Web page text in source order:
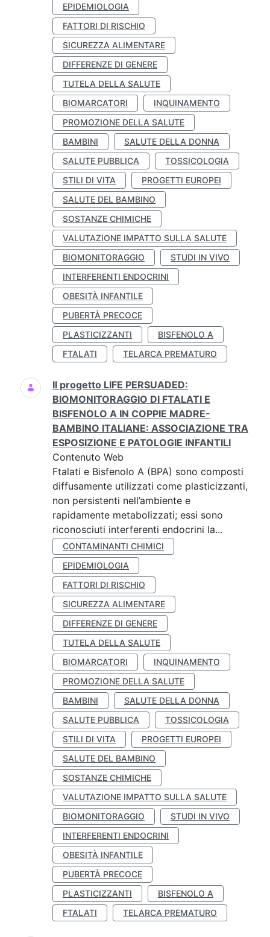
EPIDEMIOLOGIA
FATTORI DI RISCHIO
SICUREZZA ALIMENTARE
DIFFERENZE DI GENERE
TUTELA DELLA SALUTE
BIOMARCATORI
INQUINAMENTO
PROMOZIONE DELLA SALUTE
BAMBINI
SALUTE DELLA DONNA
SALUTE PUBBLICA
TOSSICOLOGIA
STILI DI VITA
PROGETTI EUROPEI
SALUTE DEL BAMBINO
SOSTANZE CHIMICHE
VALUTAZIONE IMPATTO SULLA SALUTE
BIOMONITORAGGIO
STUDI IN VIVO
INTERFERENTI ENDOCRINI
OBESITÀ INFANTILE
PUBERTÀ PRECOCE
PLASTICIZZANTI
BISFENOLO A
FTALATI
TELARCA PREMATURO
Il progetto LIFE PERSUADED:
BIOMONITORAGGIO DI FTALATI E
BISFENOLO A IN COPPIE MADRE-
BAMBINO ITALIANE: ASSOCIAZIONE TRA
ESPOSIZIONE E PATOLOGIE INFANTILI
Contenuto Web
Ftalati e Bisfenolo A (BPA) sono composti
diffusamente utilizzati come plasticizzanti,
non persistenti nell’ambiente e
rapidamente metabolizzati; essi sono
riconosciuti interferenti endocrini la...
CONTAMINANTI CHIMICI
EPIDEMIOLOGIA
FATTORI DI RISCHIO
SICUREZZA ALIMENTARE
DIFFERENZE DI GENERE
TUTELA DELLA SALUTE
BIOMARCATORI
INQUINAMENTO
PROMOZIONE DELLA SALUTE
BAMBINI
SALUTE DELLA DONNA
SALUTE PUBBLICA
TOSSICOLOGIA
STILI DI VITA
PROGETTI EUROPEI
SALUTE DEL BAMBINO
SOSTANZE CHIMICHE
VALUTAZIONE IMPATTO SULLA SALUTE
BIOMONITORAGGIO
STUDI IN VIVO
INTERFERENTI ENDOCRINI
OBESITÀ INFANTILE
PUBERTÀ PRECOCE
PLASTICIZZANTI
BISFENOLO A
FTALATI
TELARCA PREMATURO